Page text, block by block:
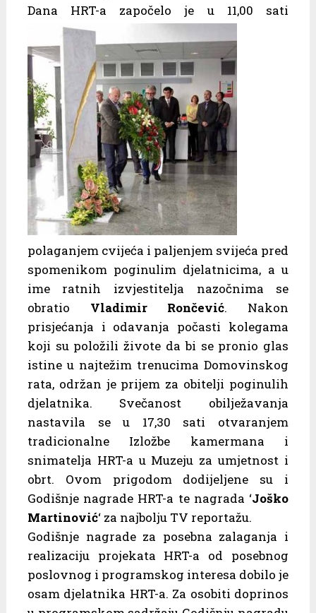
Dana HRT-a započelo je u 11,00 sati
polaganjem cvijeća i paljenjem svijeća pred
spomenikom poginulim djelatnicima, a u
ime ratnih izvjestitelja nazočnima se
obratio Vladimir Rončević. Nakon
prisjećanja i odavanja počasti kolegama
koji su položili živote da bi se pronio glas
istine u najtežim trenucima Domovinskog
rata, održan je prijem za obitelji poginulih
djelatnika. Svečanost obilježavanja
nastavila se u 17,30 sati otvaranjem
tradicionalne Izložbe kamermana i
snimatelja HRT-a u Muzeju za umjetnost i
obrt. Ovom prigodom dodijeljene su i
Godišnje nagrade HRT-a te nagrada ‘Joško
Martinović‘ za najbolju TV reportažu.
Godišnje nagrade za posebna zalaganja i
realizaciju projekata HRT-a od posebnog
poslovnog i programskog interesa dobilo je
osam djelatnika HRT-a. Za osobiti doprinos